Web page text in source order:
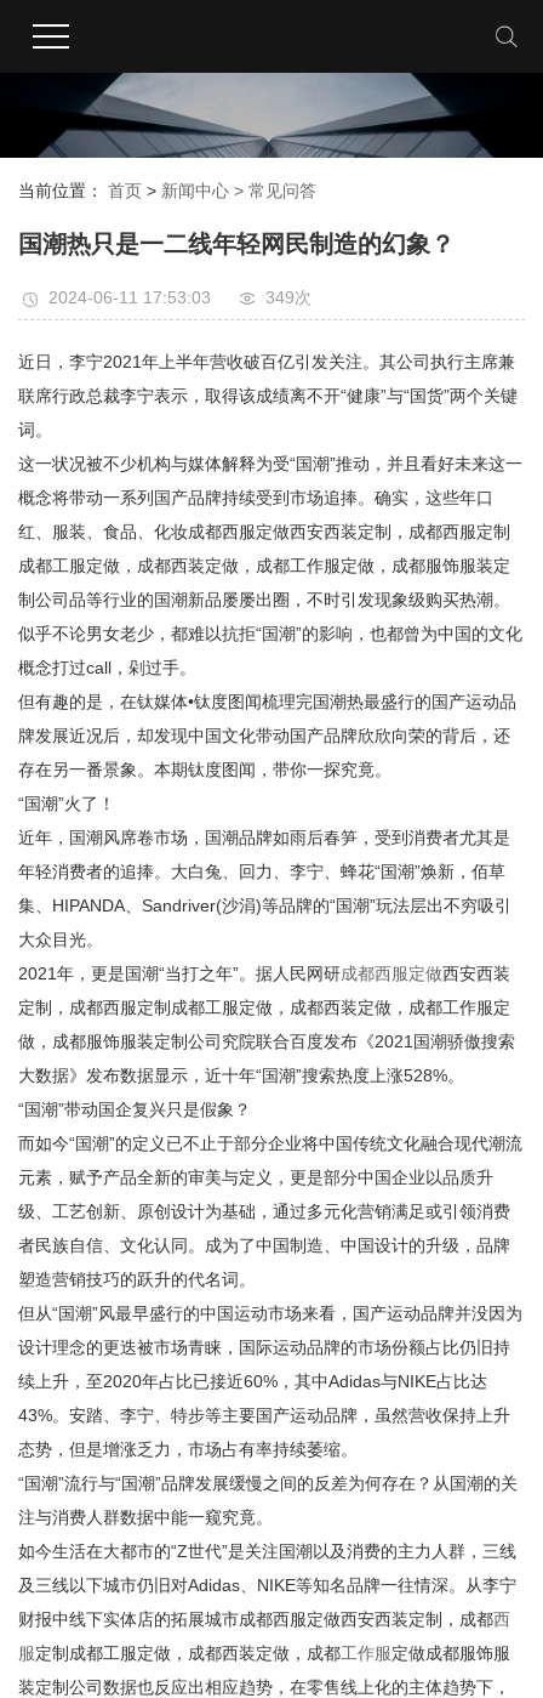
当前位置： 首页 > 新闻中心 > 常见问答
国潮热只是一二线年轻网民制造的幻象？
2024-06-11 17:53:03 349次
近日，李宁2021年上半年营收破百亿引发关注。其公司执行主席兼
联席行政总裁李宁表示，取得该成绩离不开“健康”与“国货”两个关键
词。
这一状况被不少机构与媒体解释为受“国潮”推动，并且看好未来这一
概念将带动一系列国产品牌持续受到市场追捧。确实，这些年口
红、服装、食品、化妆成都西服定做西安西装定制，成都西服定制
成都工服定做，成都西装定做，成都工作服定做，成都服饰服装定
制公司品等行业的国潮新品屡屡出圈，不时引发现象级购买热潮。
似乎不论男女老少，都难以抗拒“国潮”的影响，也都曾为中国的文化
概念打过call，剁过手。
但有趣的是，在钛媒体•钛度图闻梳理完国潮热最盛行的国产运动品
牌发展近况后，却发现中国文化带动国产品牌欣欣向荣的背后，还
存在另一番景象。本期钛度图闻，带你一探究竟。
“国潮”火了！
近年，国潮风席卷市场，国潮品牌如雨后春笋，受到消费者尤其是
年轻消费者的追捧。大白兔、回力、李宁、蜂花“国潮”焕新，佰草
集、HIPANDA、Sandriver(沙涓)等品牌的“国潮”玩法层出不穷吸引
大众目光。
2021年，更是国潮“当打之年”。据人民网研成都西服定做西安西装
定制，成都西服定制成都工服定做，成都西装定做，成都工作服定
做，成都服饰服装定制公司究院联合百度发布《2021国潮骄傲搜索
大数据》发布数据显示，近十年“国潮”搜索热度上涨528%。
“国潮”带动国企复兴只是假象？
而如今“国潮”的定义已不止于部分企业将中国传统文化融合现代潮流
元素，赋予产品全新的审美与定义，更是部分中国企业以品质升
级、工艺创新、原创设计为基础，通过多元化营销满足或引领消费
者民族自信、文化认同。成为了中国制造、中国设计的升级，品牌
塑造营销技巧的跃升的代名词。
但从“国潮”风最早盛行的中国运动市场来看，国产运动品牌并没因为
设计理念的更迭被市场青睐，国际运动品牌的市场份额占比仍旧持
续上升，至2020年占比已接近60%，其中Adidas与NIKE占比达
43%。安踏、李宁、特步等主要国产运动品牌，虽然营收保持上升
态势，但是增涨乏力，市场占有率持续萎缩。
“国潮”流行与“国潮”品牌发展缓慢之间的反差为何存在？从国潮的关
注与消费人群数据中能一窥究竟。
如今生活在大都市的“Z世代”是关注国潮以及消费的主力人群，三线
及三线以下城市仍旧对Adidas、NIKE等知名品牌一往情深。从李宁
财报中线下实体店的拓展城市成都西服定做西安西装定制，成都西
服定制成都工服定做，成都西装定做，成都工作服定做成都服饰服
装定制公司数据也反应出相应趋势，在零售线上化的主体趋势下，